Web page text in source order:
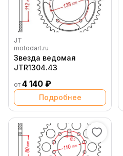
JT
motodart.ru
Звезда ведомая
JTR1304.43
от 4 140 ₽
Подробнее